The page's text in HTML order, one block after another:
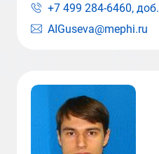
AIGuseva@mephi.ru
+7 499 284-6460, доб.